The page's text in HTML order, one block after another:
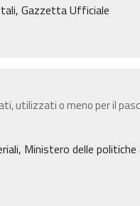
Gazzetta Ufficiale
utilizzati o meno per il
Ministero delle